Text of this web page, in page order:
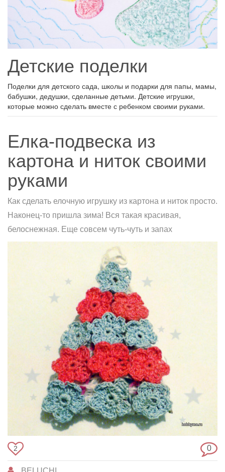
Детские поделки
Поделки для детского сада, школы и подарки для папы, мамы,
бабушки, дедушки, сделанные детьми. Детские игрушки,
которые можно сделать вместе с ребенком своими руками.
Елка-подвеска из
картона и ниток своими
руками
Как сделать елочную игрушку из картона и ниток просто.
Наконец-то пришла зима! Вся такая красивая,
белоснежная. Еще совсем чуть-чуть и запах
2 0